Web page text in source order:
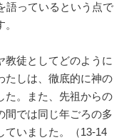
語っているという点で
教徒としてどのように
たしは、徹底的に神の
た。また、先祖からの
間では同じ年ごろの多
ていました。（13-14